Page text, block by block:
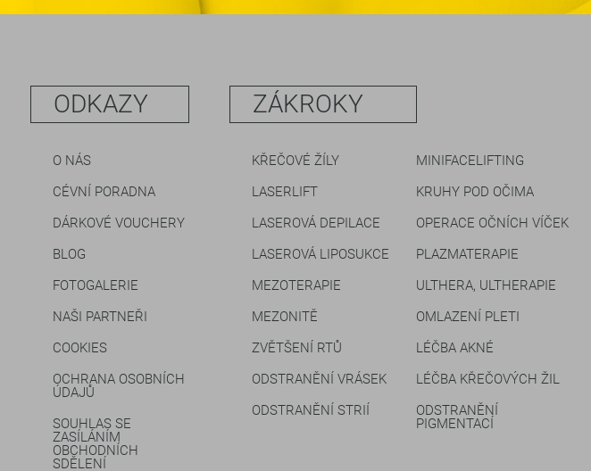
ODKAZY
O NÁS
CÉVNÍ PORADNA
DÁRKOVÉ VOUCHERY
BLOG
FOTOGALERIE
NAŠI PARTNEŘI
COOKIES
OCHRANA OSOBNÍCH
ÚDAJŮ
SOUHLAS SE
ZASÍLÁNÍM
OBCHODNÍCH
SDĚLENÍ
ZÁKROKY
KŘEČOVÉ ŽÍLY
MINIFACELIFTING
LASERLIFT
KRUHY POD OČIMA
LASEROVÁ DEPILACE
OPERACE OČNÍCH VÍČEK
LASEROVÁ LIPOSUKCE
PLAZMATERAPIE
MEZOTERAPIE
ULTHERA, ULTHERAPIE
MEZONITĚ
OMLAZENÍ PLETI
ZVĚTŠENÍ RTŮ
LÉČBA AKNÉ
ODSTRANĚNÍ VRÁSEK
LÉČBA KŘEČOVÝCH ŽIL
ODSTRANĚNÍ STRIÍ
ODSTRANĚNÍ
PIGMENTACÍ